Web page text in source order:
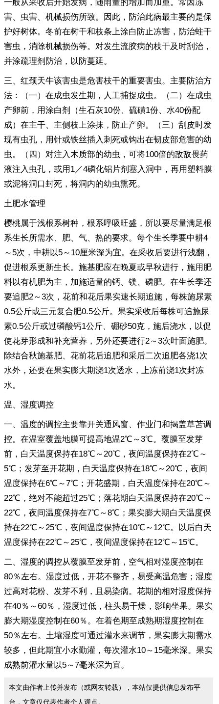
一般从采收后开始发病，随雨量的增加而加重。常因冻
害、虫害、机械损伤所致。因此，防治此病最主要的是保
护好树体。冬前在树干和枝条上涂白防止冻害，防治蛀干
害虫，消除机械损伤等。对发生流胶病的枝干及时刮治，
并涂疏理剂防治，以防蔓延。
三、红颈天牛该害虫是危害枝干的重要害虫。主要防治方
法：（一）在成虫发生期，人工捕捉成虫。（二）在成虫
产卵前，用涂白剂（生石灰10份、硫磺1份、水40份配
成）在主干、主侧枝上涂抹，防止产卵。（三）刮皮时发
现有虫孔，用针或铁丝插入刺死或钩出在韧皮部危害的幼
虫。（四）对注入木质部的幼虫，可将100倍的敌敌畏药
液注入虫孔，或用1／4磷化铝片剂塞入洞中，再用塑料膜
或泥将洞口封死，将洞内的幼虫熏死。
土肥水管理
樱桃属于浅根系树种，根系呼吸旺盛，所以要尽量满足根
系生长所需水、肥、气、热的要求。每个生长季要中耕4
～5次，中耕以5～10厘米深为宜。在采收后要进行浅翻，
促进根系更新生长。施基肥应在晚夏或早秋进行，施用肥
料以有机肥为主，加施适量的钙、镁、磷肥。在生长季还
要追肥2～3次，花前和花后果实速长期追施，每株施尿素
0.5公斤或三元复合肥0.5公斤。果实采收后每株可追施尿
素0.5公斤或过磷酸钙1公斤、硼砂50克，施后浇水，以促
使花芽形成和补充营养，另外还要进行2～3次叶面施肥。
除结合秋施基肥、花前花后追肥和采后二次追肥各浇1次
水外，还要在果实膨大期浇1次透水，上冻前浇1次封冻
水。
温、湿度调控
一、温度的调控主要靠开关通风窗、作业门和揭盖草苫调
控。在温室覆盖地膜可提高地温2℃～3℃。覆膜至发芽
前，白天温度保持在18℃～20℃，夜间温度保持在2℃～
5℃；发芽至开花期，白天温度保持在18℃～20℃，夜间
温度保持在6℃～7℃；开花盛期，白天温度保持在20℃～
22℃，绝对不能超过25℃；落花期白天温度保持在20℃～
22℃，夜间温度保持在7℃～8℃；果实膨大期白天温度保
持在22℃～25℃，夜间温度保持在10℃～12℃。以后白天
温度保持在22℃～25℃，夜间温度保持在12℃～15℃。
二、湿度的调控从覆膜至发芽前，空气相对湿度控制在
80％左右。湿度过低，开花不整齐，易受高温危害；湿度
过高对花粉、发芽不利，且易染病。花期的相对湿度保持
在40％～60％，湿度过低，柱头易干燥，影响坐果。果实
膨大期湿度控制在60％。在着色期至成熟期湿度控制在
50％左右。土壤湿度可通过灌水来调节，果实膨大期需水
较多，但此期宜小水勤灌，每次灌水10～15毫米深。果实
成熟前灌水量以5～7毫米深为宜。
本文由作者上传并发布（或网友转载），本站仅提供信息发布平
台，文章仅代表作者个人观点。